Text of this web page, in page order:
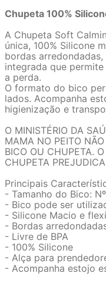
Chupeta 100%
A Chupeta Soft
única, 100% Silicone
bordas
integrada que
a perda.
O formato do bico
lados. Acompanha
higienização e
O MINISTÉRIO DA
MAMA NO PEITO
BICO OU CHUPETA.
CHUPETA
Principais
- Tamanho do Bico:
- Bico pode ser
- Silicone Macio e
- Bordas
- Livre de BPA
- 100% Silicone
- Alça para
- Acompanha estojo